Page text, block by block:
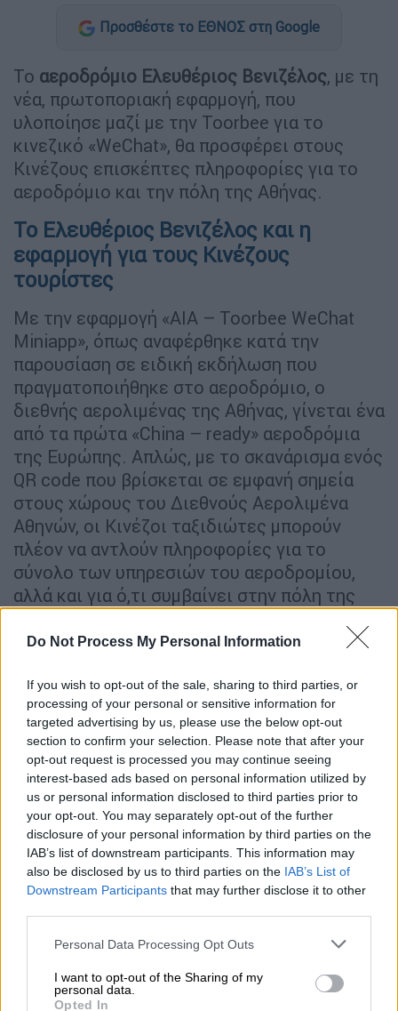
Do Not Process My Personal Information
If you wish to opt-out of the sale, sharing to third parties, or
processing of your personal or sensitive information for
targeted advertising by us, please use the below opt-out
section to confirm your selection. Please note that after your
opt-out request is processed you may continue seeing
interest-based ads based on personal information utilized by
us or personal information disclosed to third parties prior to
your opt-out. You may separately opt-out of the further
disclosure of your personal information by third parties on the
IAB’s list of downstream participants. This information may
also be disclosed by us to third parties on the IAB’s List of
Downstream Participants that may further disclose it to other
Please note that this website/app uses one or more Google
not limited to your visit or usage behaviour. You may click to
grant or deny consent to Google and its third-party tags to
Personal Data Processing Opt Outs
I want to opt-out of the Sharing of my
personal data.
Opted In
Προσθέστε το ΕΘΝΟΣ στη Google
Το αεροδρόμιο Ελευθέριος Βενιζέλος, με τη
νέα, πρωτοποριακή εφαρμογή, που
υλοποίησε μαζί με την Toorbee για το
κινεζικό «WeChat», θα προσφέρει στους
Κινέζους επισκέπτες πληροφορίες για το
αεροδρόμιο και την πόλη της Αθήνας.
Το Ελευθέριος Βενιζέλος και η
εφαρμογή για τους Κινέζους
τουρίστες
Με την εφαρμογή «AIΑ – Toorbee WeChat
Miniapp», όπως αναφέρθηκε κατά την
παρουσίαση σε ειδική εκδήλωση που
πραγματοποιήθηκε στο αεροδρόμιο, ο
διεθνής αερολιμένας της Αθήνας, γίνεται ένα
από τα πρώτα «China – ready» αεροδρόμια
της Ευρώπης. Απλώς, με το σκανάρισμα ενός
QR code που βρίσκεται σε εμφανή σημεία
στους χώρους του Διεθνούς Αερολιμένα
Αθηνών, οι Κινέζοι ταξιδιώτες μπορούν
πλέον να αντλούν πληροφορίες για το
σύνολο των υπηρεσιών του αεροδρομίου,
αλλά και για ό,τι συμβαίνει στην πόλη της
Με περισσότερους από 1.000.000.000
ενεργούς χρήστες το μήνα, το WeChat είναι
το κύριο εργαλείο για σχεδόν όλους τους
χρήστες τηλεφώνων στην Κίνα, ενώ το
WeChat Miniapp όπου διατίθεται η εφαρμογή
του ΔΑΑ, έχει περισσότερους από
400.000.000 μηνιαίους ενεργούς χρήστες.
Με τη συγκεκριμένη εφαρμογή, το
αεροδρόμιο κάνει ακόμα ένα σημαντικό βήμα
προς την κινεζική αγορά, η οποία, παρά την
εξαιρετική δυναμική και τα ποιοτικά
χαρακτηριστικά της, δεν έχει αξιοποιηθεί
ακόμη επαρκώς στην Ευρώπη.
Το Ελευθέριος Βενιζέλος, η